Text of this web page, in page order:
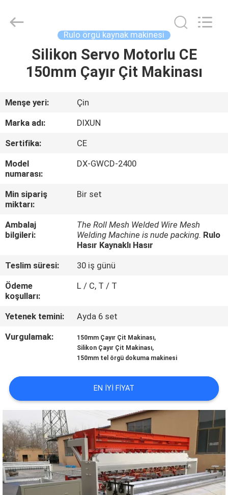
SG
GÖSTERISI
HAKKIMIZDA
FABRIKA
TURU
KONTROL
BIZE
ULAŞIN
ISTEĞI
SITE
HARITASI
PRIVACY
POLICY
Products
Rulo örgü kaynak makinesi
Silikon Servo Motorlu CE
150mm Çayır Çit Makinası
Menşe yeri:
Çin
Marka adı:
DIXUN
Sertifika:
CE
Model
numarası:
DX-GWCD-2400
Min sipariş
miktarı:
Bir set
Ambalaj
bilgileri:
The Roll Mesh Welded Wire Mesh
Welding Machine is nude packing. Rulo
Hasır Kaynaklı Hasır
Teslim süresi:
30 iş günü
Ödeme
koşulları:
L / C, T / T
Yetenek temini:
Ayda 6 set
Vurgulamak:
150mm Çayır Çit Makinası,
Silikon Çayır Çit Makinası,
150mm tel örgü dokuma makinesi
EN IYI FIYAT